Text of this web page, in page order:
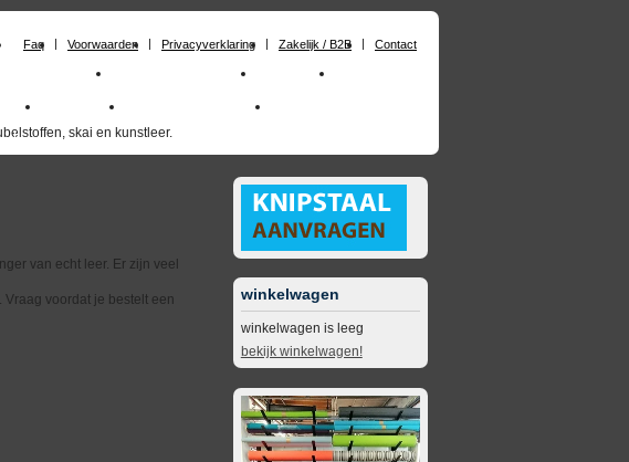
Faq Voorwaarden Privacyverklaring Zakelijk / B2B Contact
skai en kunstleer.
Schuimrubberplaten Schuimrubber op maat Materialen
outdoorstof skai_kunstleer outdoor
van echt leer. Er zijn veel
voordat je bestelt een
winkelwagen
winkelwagen is leeg
bekijk winkelwagen!